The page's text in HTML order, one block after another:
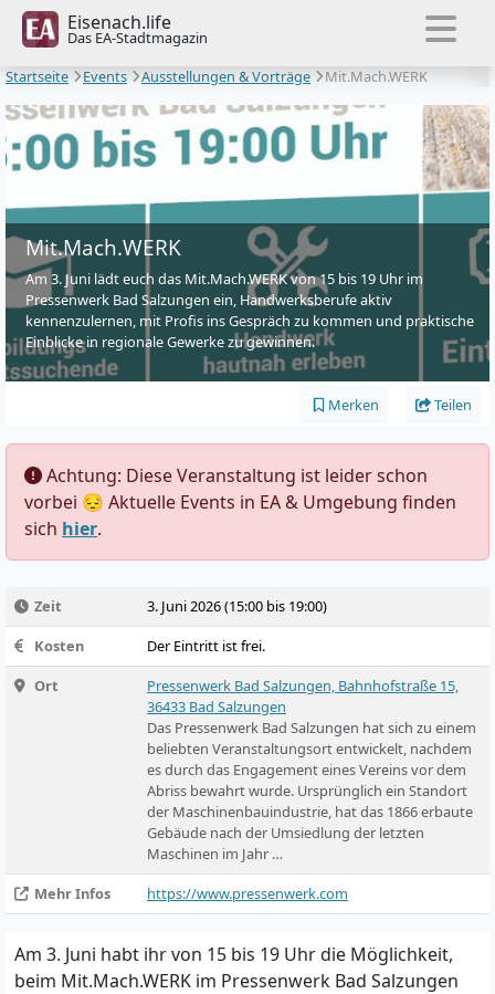
Eisenach.life
Das EA-Stadtmagazin
Startseite
Events Ausstellungen & Vorträge Mit.Mach.WERK
Mit.Mach.WERK
Am 3. Juni lädt euch das Mit.Mach.WERK von 15 bis 19 Uhr im
Pressenwerk Bad Salzungen ein, Handwerksberufe aktiv
kennenzulernen, mit Profis ins Gespräch zu kommen und praktische
Einblicke in regionale Gewerke zu gewinnen.
Merken Teilen
️ Achtung: Diese Veranstaltung ist leider schon
vorbei 😔 Aktuelle Events in EA & Umgebung finden
sich hier.
Zeit
3. Juni 2026 (15:00 bis 19:00)
Kosten
Der Eintritt ist frei.
Ort
Pressenwerk Bad Salzungen, Bahnhofstraße 15,
36433 Bad Salzungen
Das Pressenwerk Bad Salzungen hat sich zu einem
beliebten Veranstaltungsort entwickelt, nachdem
es durch das Engagement eines Vereins vor dem
Abriss bewahrt wurde. Ursprünglich ein Standort
der Maschinenbauindustrie, hat das 1866 erbaute
Gebäude nach der Umsiedlung der letzten
Maschinen im Jahr …
Mehr Infos
https://www.pressenwerk.com
Am 3. Juni habt ihr von 15 bis 19 Uhr die Möglichkeit,
beim Mit.Mach.WERK im Pressenwerk Bad Salzungen